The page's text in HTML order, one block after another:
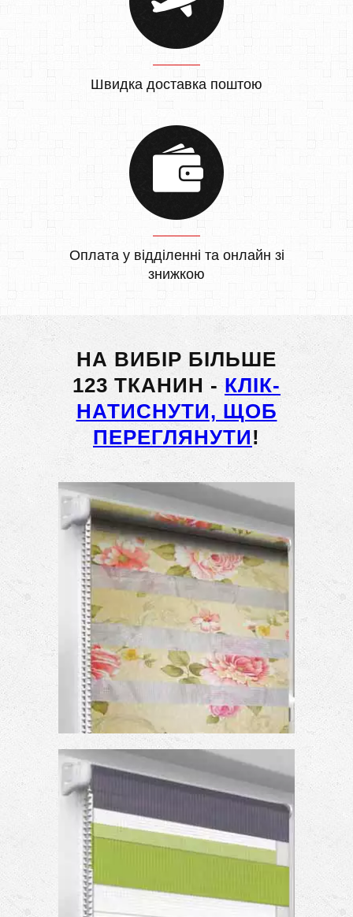
Швидка доставка поштою
Оплата у відділенні та онлайн зі
знижкою
НА ВИБІР БІЛЬШЕ
123 ТКАНИН - КЛІК-
НАТИСНУТИ, ЩОБ
ПЕРЕГЛЯНУТИ!